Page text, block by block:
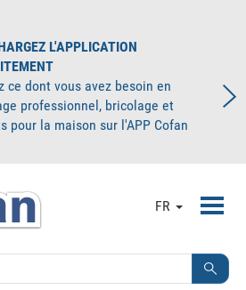
L'APPLICATION
ce dont vous avez besoin en
professionnel, bricolage et
pour la maison sur l'APP Cofan
FR